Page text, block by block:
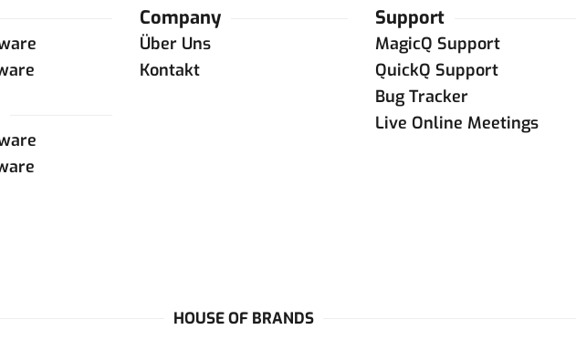
Company
Über Uns
Kontakt
Support
MagicQ Support
QuickQ Support
Bug Tracker
Live Online Meetings
HOUSE OF BRANDS